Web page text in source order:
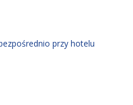
przy hotelu